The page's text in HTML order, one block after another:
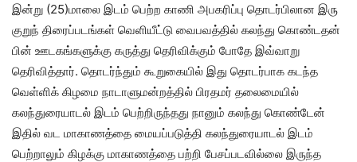
இன்று (25)மாலை இடம் பெற்ற காணி அபகரிப்பு தொடர்பிலான இரு
குறுந் திரைப்படங்கள் வெளியீட்டு வைபவத்தில் கலந்து கொண்டதன்
பின் ஊடகங்களுக்கு கருத்து தெரிவிக்கும் போதே இவ்வாறு
தெரிவித்தார். தொடர்ந்தும் கூறுகையில் இது தொடர்பாக கடந்த
வெள்ளிக் கிழமை நாடாளுமன்றத்தில் பிரதமர் தலைமையில்
கலந்துரையாடல் இடம் பெற்றிருந்தது நானும் கலந்து கொண்டேன்
இதில் வட மாகாணத்தை மையப்படுத்தி கலந்துரையாடல் இடம்
பெற்றாலும் கிழக்கு மாகாணத்தை பற்றி பேசப்படவில்லை இருந்த